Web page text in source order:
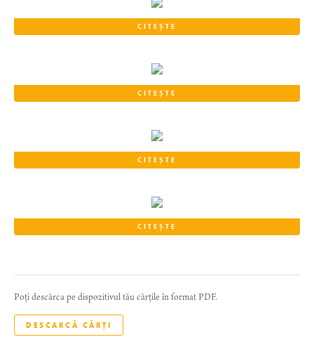
CITEȘTE
CITEȘTE
CITEȘTE
CITEȘTE
Poți descărca pe dispozitivul tău cărțile în format PDF.
DESCARCĂ CĂRȚI